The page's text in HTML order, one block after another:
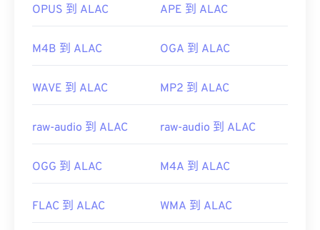
OPUS 到 ALAC APE 到 ALAC
M4B 到 ALAC OGA 到 ALAC
WAVE 到 ALAC MP2 到 ALAC
raw-audio 到 ALAC raw-audio 到 ALAC
OGG 到 ALAC M4A 到 ALAC
FLAC 到 ALAC WMA 到 ALAC